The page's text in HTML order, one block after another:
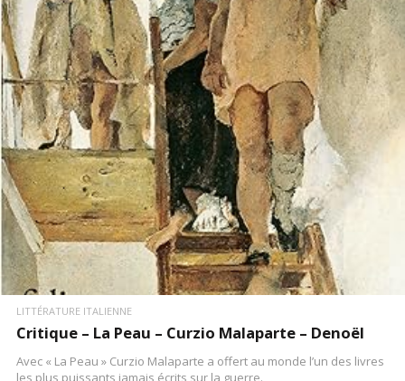
LIRE LA SUITE
LITTÉRATURE ITALIENNE
Critique – La Peau – Curzio Malaparte – Denoël
Avec « La Peau » Curzio Malaparte a offert au monde l’un des livres